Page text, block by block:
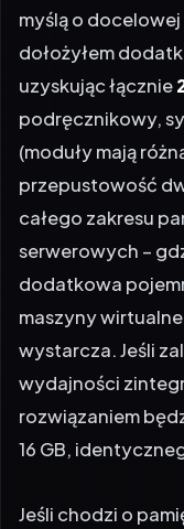
myślą o
dołożyłem
uzyskując łącznie
podręcznikowy,
(moduły mają
przepustowość
całego zakresu
serwerowych –
dodatkowa
maszyny
wystarcza. Jeśli
wydajności
rozwiązaniem
16 GB,
Jeśli chodzi o